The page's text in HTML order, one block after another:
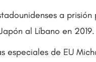
a prisión
al Líbano en 2019.
de EU